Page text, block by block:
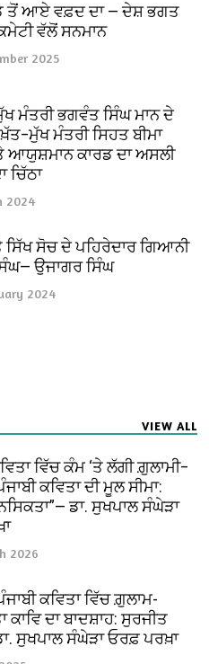
ਤੋਂ ਆਏ ਵਫ਼ਦ ਦਾ — ਦੇਸ਼ ਭਗਤ
ਵੱਲੋਂ ਸਨਮਾਨ
2025
ਮੰਤਰੀ ਭਗਵੰਤ ਸਿੰਘ ਮਾਨ ਦੇ
ਮੰਤਰੀ ਸਿਹਤ ਬੀਮਾ
ਆਯੁਸ਼ਮਾਨ ਕਾਰਡ ਦਾ ਅਸਲੀ
ਚਿੱਠਾ
2024
ਸਿੱਖ ਸੋਚ ਦੇ ਪਹਿਰੇਦਾਰ ਗਿਆਨੀ
ਉਜਾਗਰ ਸਿੰਘ
2024
VIEW ALL
ਵਿੱਚ ਕੰਮ ‘ਤੇ ਲੱਗੀ ਗ਼ੁਲਾਮੀ–
ਕਵਿਤਾ ਦੀ ਮੂਲ ਸੀਮਾ:
ਡਾ. ਸੁਖਪਾਲ ਸੰਘੇੜਾ
2026
ਕਵਿਤਾ ਵਿੱਚ ਗ਼ੁਲਾਮ-
ਕਾਵਿ ਦਾ ਬਾਦਸ਼ਾਹ: ਸੁਰਜੀਤ
ਸੁਖਪਾਲ ਸੰਘੇੜਾ ਓਰਫ਼ ਪਰਖ਼ਾ